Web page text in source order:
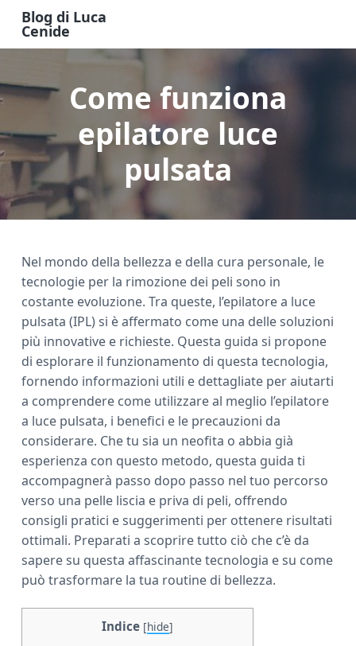
i
t
m
a
i
c
i
t
p
r
i
a
i
t
f
o
o
e
Blog di Luca
Cenide
d
i
c
a
C
e
n
d
Come funziona
epilatore luce
pulsata
Nel mondo della bellezza e della cura personale, le
tecnologie per la rimozione dei peli sono in
costante evoluzione. Tra queste, l’epilatore a luce
pulsata (IPL) si è affermato come una delle soluzioni
più innovative e richieste. Questa guida si propone
di esplorare il funzionamento di questa tecnologia,
fornendo informazioni utili e dettagliate per aiutarti
a comprendere come utilizzare al meglio l’epilatore
a luce pulsata, i benefici e le precauzioni da
considerare. Che tu sia un neofita o abbia già
esperienza con questo metodo, questa guida ti
accompagnerà passo dopo passo nel tuo percorso
verso una pelle liscia e priva di peli, offrendo
consigli pratici e suggerimenti per ottenere risultati
ottimali. Preparati a scoprire tutto ciò che c’è da
sapere su questa affascinante tecnologia e su come
può trasformare la tua routine di bellezza.
Indice [hide]